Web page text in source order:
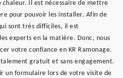
chaleur. Il est nécessaire de mettre
pour pouvoir les installer. Afin de
sont très difficiles, il est
experts en la matière. Donc, nous
votre confiance en KR Ramonage.
gratuit et sans engagement.
un formulaire lors de votre visite de